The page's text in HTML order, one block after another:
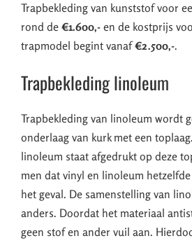
Trapbekleding van kunststof voor
rond de €1.600,- en de kostprijs
trapmodel begint vanaf€2.500,-.
Trapbekleding linoleum
Trapbekleding van linoleum wordt
onderlaag van kurk met een
linoleum staat afgedrukt op deze
men dat vinyl en linoleum
het geval. De samenstelling van
anders. Doordat het materiaal
geen stof en ander vuil aan.